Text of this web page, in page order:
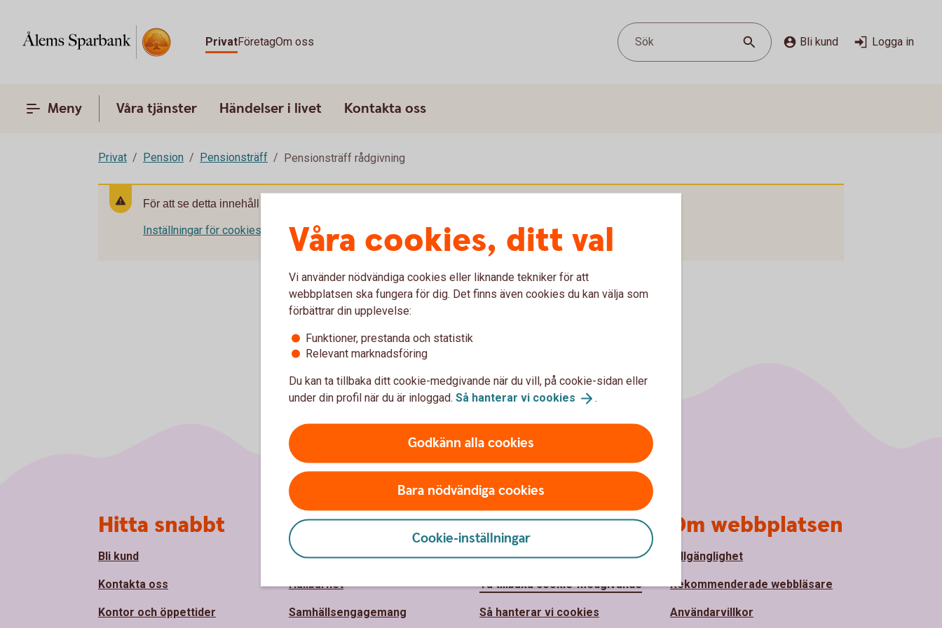
PrivatFöretagOm oss Sök Bli kund Logga in
Meny Våra tjänster Händelser i livet Kontakta oss
Privat Pension Pensionsträff Pensionsträff rådgivning
För att se detta innehåll behöver du först godkänna cookies för Funktioner, prestanda och statistik.
Inställningar för cookies Våra cookies, ditt val
Vi använder nödvändiga cookies eller liknande tekniker för att
webbplatsen ska fungera för dig. Det finns även cookies du kan välja som
förbättrar din upplevelse:
Funktioner, prestanda och statistik
Relevant marknadsföring
Du kan ta tillbaka ditt cookie-medgivande när du vill, på cookie-sidan eller
under din profil när du är inloggad. Så hanterar vi cookies .
Godkänn alla cookies
Bara nödvändiga cookies
Cookie-inställningar
Hitta snabbt
Bli kund
Kontakta oss
Kontor och öppettider
Om oss
Om Ålems Sparbank
Hållbarhet
Samhällsengagemang
Säkerhet och
integritet
Ta tillbaka cookie-medgivande
Så hanterar vi cookies
Om webbplatsen
Tillgänglighet
Rekommenderade webbläsare
Användarvillkor